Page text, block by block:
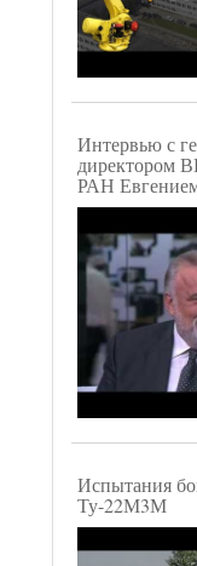
Интервью с
директором
РАН
Испытания
Ту-22М3М